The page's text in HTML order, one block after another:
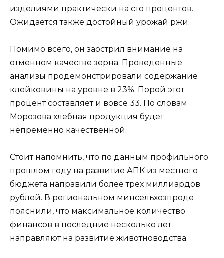
изделиями практически на сто процентов.
Ожидается также достойный урожай ржи.
Помимо всего, он заострил внимание на
отменном качестве зерна. Проведенные
анализы продемонстрировали содержание
клейковины на уровне в 23%. Порой этот
процент составляет и вовсе 33. По словам
Морозова хлебная продукция будет
непременно качественной.
Стоит напомнить, что по данным профильного
прошлом году на развитие АПК из местного
бюджета направили более трех миллиардов
рублей. В региональном минсельхозпроде
пояснили, что максимальное количество
финансов в последние несколько лет
направляют на развитие животноводства.